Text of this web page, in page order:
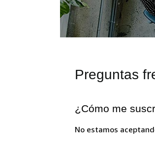
Preguntas
¿Cómo me
No estamos